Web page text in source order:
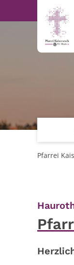
Zum Inhalt springen
Pfarrei